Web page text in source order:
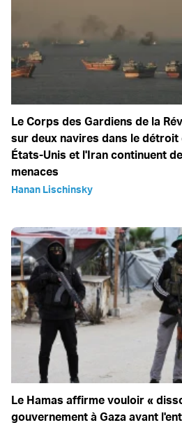
Le Corps des Gardiens de la
sur deux navires dans le détroit
États-Unis et l'Iran continuent
menaces
Hanan Lischinsky
Le Hamas affirme vouloir «
gouvernement à Gaza avant